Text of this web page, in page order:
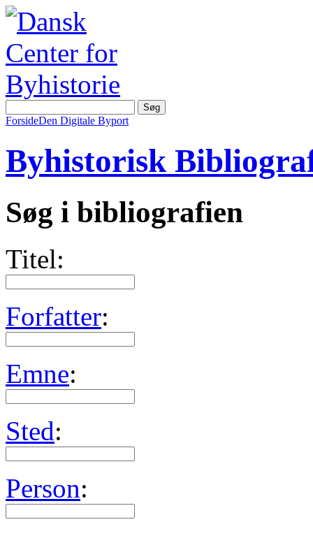
ForsideDen Digitale Byport
Byhistorisk
Søg i bibliografien
Titel:
Forfatter:
Emne:
Sted:
Person: